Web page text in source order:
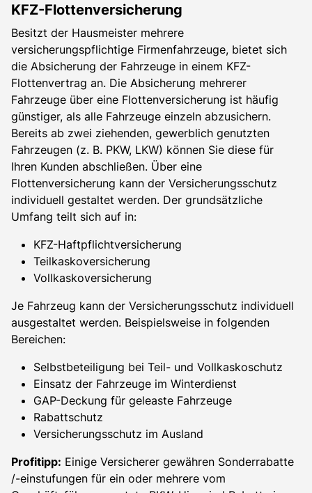
KFZ-Flottenversicherung
Besitzt der Hausmeister mehrere
versicherungspflichtige Firmenfahrzeuge, bietet sich
die Absicherung der Fahrzeuge in einem KFZ-
Flottenvertrag an. Die Absicherung mehrerer
Fahrzeuge über eine Flottenversicherung ist häufig
günstiger, als alle Fahrzeuge einzeln abzusichern.
Bereits ab zwei ziehenden, gewerblich genutzten
Fahrzeugen (z. B. PKW, LKW) können Sie diese für
Ihren Kunden abschließen. Über eine
Flottenversicherung kann der Versicherungsschutz
individuell gestaltet werden. Der grundsätzliche
Umfang teilt sich auf in:
KFZ-Haftpflichtversicherung
Teilkaskoversicherung
Vollkaskoversicherung
Je Fahrzeug kann der Versicherungsschutz individuell
ausgestaltet werden. Beispielsweise in folgenden
Bereichen:
Selbstbeteiligung bei Teil- und Vollkaskoschutz
Einsatz der Fahrzeuge im Winterdienst
GAP-Deckung für geleaste Fahrzeuge
Rabattschutz
Versicherungsschutz im Ausland
Profitipp: Einige Versicherer gewähren Sonderrabatte
/-einstufungen für ein oder mehrere vom